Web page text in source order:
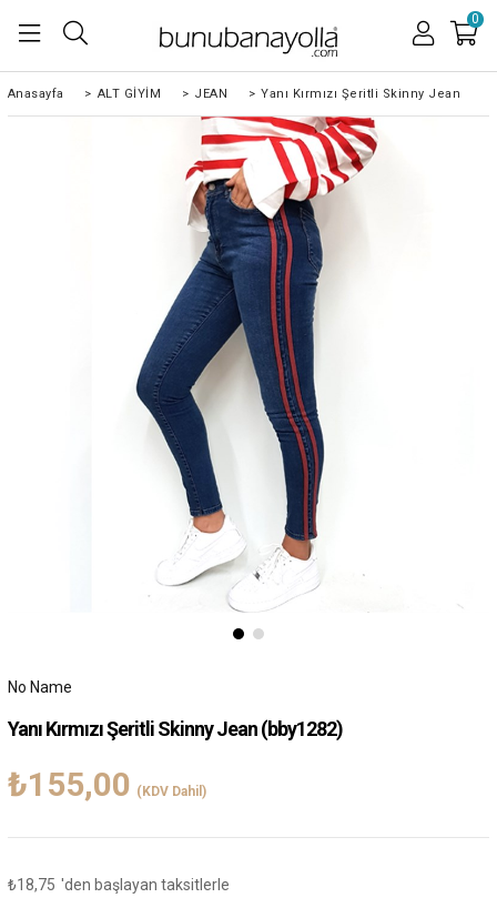
0
Anasayfa > ALT GİYİM > JEAN > Yanı Kırmızı Şeritli Skinny Jean
No Name
Yanı Kırmızı Şeritli Skinny Jean(bby1282)
₺155,00 (KDV Dahil)
₺18,75 'den başlayan taksitlerle